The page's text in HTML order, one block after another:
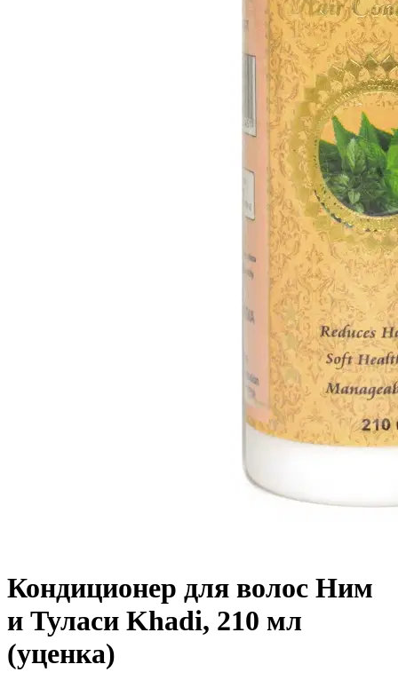
Кондиционер для волос Ним
и Туласи Khadi, 210 мл
(уценка)